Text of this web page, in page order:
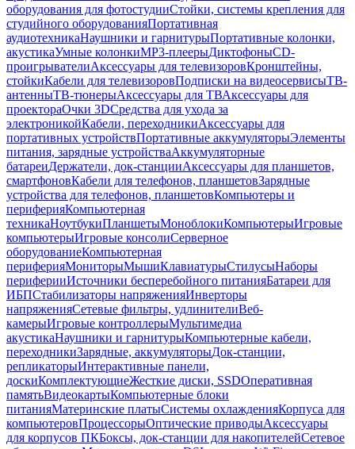
оборудования для фотостудииСтойки, системы крепления для
студийного оборудованияПортативная
аудиотехникаНаушники и гарнитурыПортативные колонки,
акустикаУмные колонкиMP3-плеерыДиктофоныCD-
проигрывателиАксессуары для телевизоровКронштейны,
стойкиКабели для телевизоровПодписки на видеосервисыТВ-
антенныТВ-тюнерыАксессуары для ТВАксессуары для
проектораОчки 3DСредства для ухода за
электроникойКабели, переходникиАксессуары для
портативных устройствПортативные аккумуляторыЭлементы
питания, зарядные устройстваАккумуляторные
батареиДержатели, док-станцииАксессуары для планшетов,
смартфоновКабели для телефонов, планшетовЗарядные
устройства для телефонов, планшетовКомпьютеры и
периферияКомпьютерная
техникаНоутбукиПланшетыМоноблокиКомпьютерыИгровые
компьютерыИгровые консолиСерверное
оборудованиеКомпьютерная
периферияМониторыМышиКлавиатурыСтилусыНаборы
периферииИсточники бесперебойного питанияБатареи для
ИБПСтабилизаторы напряженияИнверторы
напряженияСетевые фильтры, удлинителиВеб-
камерыИгровые контроллерыМультимедиа
акустикаНаушники и гарнитурыКомпьютерные кабели,
переходникиЗарядные, аккумуляторыДок-станции,
репликаторыИнтерактивные панели,
доскиКомплектующиеЖесткие диски, SSDОперативная
памятьВидеокартыКомпьютерные блоки
питанияМатеринские платыСистемы охлажденияКорпуса для
компьютеровПроцессорыОптические приводыАксессуары
для корпусов ПКБоксы, док-станции для накопителейСетевое